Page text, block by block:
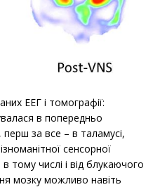
ЕЕГ і томографії:
в попередньо
за все – в таламусі,
сенсорної
тому числі і від блукаючого
мозку можливо навіть